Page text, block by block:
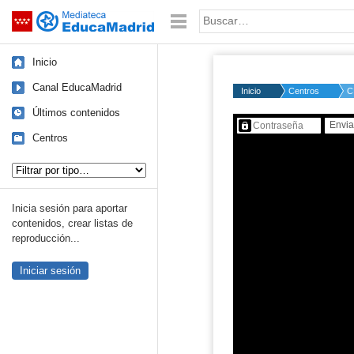
Saltar navegación Palabra o frase:
Inicio
Canal EducaMadrid
Últimos contenidos
Centros
Inicia sesión para aportar
contenidos, crear listas de
reproducción...
Iniciar sesión
Inicio Centros
Contenido protegido…